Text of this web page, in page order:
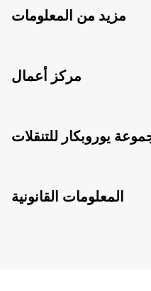
مزيد من المعلومات
مركز أعمال
يوروبكار للتنقلات
المعلومات القانونية